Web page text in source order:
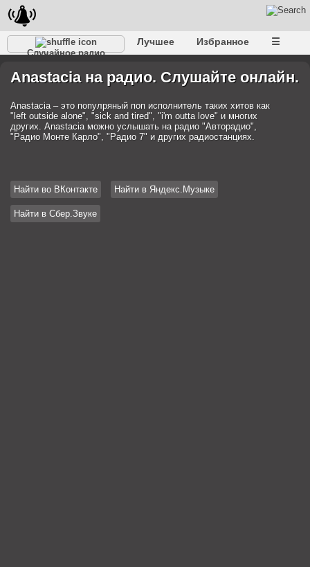
Случайное радио
Лучшее Избранное ☰
Anastacia на радио. Слушайте онлайн.
Anastacia – это популряный поп исполнитель таких хитов как
"left outside alone", "sick and tired", "i'm outta love" и многих
других. Anastacia можно услышать на радио "Авторадио",
"Радио Монте Карло", "Радио 7" и других радиостанциях.
Найти во ВКонтакте Найти в Яндекс.Музыке
Найти в Сбер.Звуке